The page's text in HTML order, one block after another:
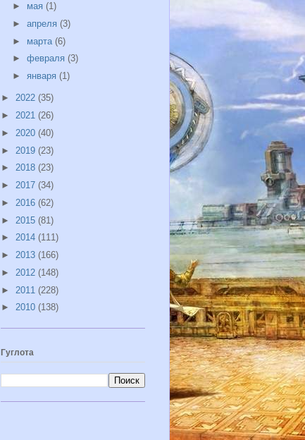
► мая (1)
► апреля (3)
► марта (6)
► февраля (3)
► января (1)
► 2022 (35)
► 2021 (26)
► 2020 (40)
► 2019 (23)
► 2018 (23)
► 2017 (34)
► 2016 (62)
► 2015 (81)
► 2014 (111)
► 2013 (166)
► 2012 (148)
► 2011 (228)
► 2010 (138)
Гуглота